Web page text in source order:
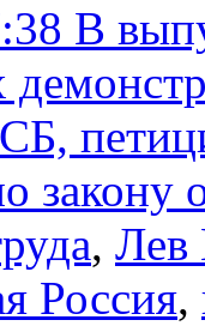
В
закону
, Лев
Россия,